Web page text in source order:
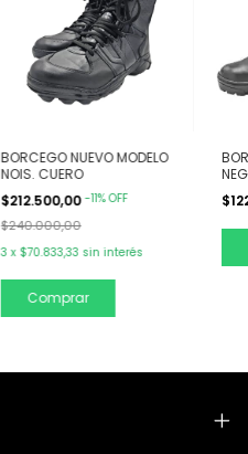
BORCEGO NUEVO MODELO
NOIS. CUERO
$212.500,00-11%OFF
$240.000,00
3 x$70.833,33 sin interés
Comprar